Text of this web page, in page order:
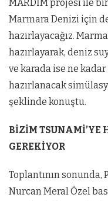
MARDİM projesi ile
Marmara Denizi için
hazırlayacağız.
hazırlayarak, deniz
ve karada ise ne
hazırlanacak
şeklinde konuştu.
BİZİM
GEREKİYOR
Toplantının sonunda,
Nurcan Meral Özel